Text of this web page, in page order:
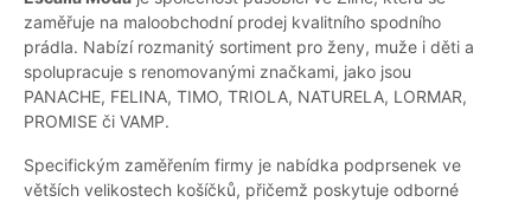
zaměřuje na maloobchodní prodej kvalitního spodního
prádla. Nabízí rozmanitý sortiment pro ženy, muže i děti a
spolupracuje s renomovanými značkami, jako jsou
PANACHE, FELINA, TIMO, TRIOLA, NATURELA, LORMAR,
PROMISE či VAMP.
Specifickým zaměřením firmy je nabídka podprsenek ve
větších velikostech košíčků, přičemž poskytuje odborné